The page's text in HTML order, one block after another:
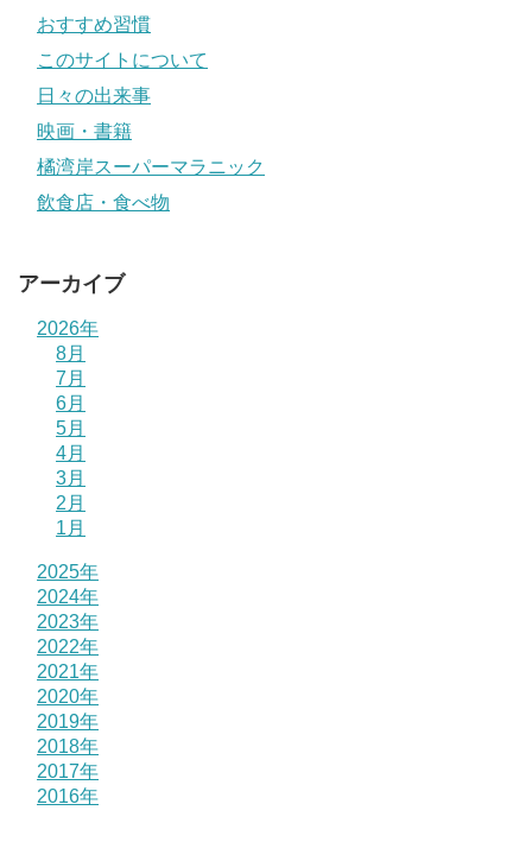
おすすめ習慣
このサイトについて
日々の出来事
映画・書籍
橘湾岸スーパーマラニック
飲食店・食べ物
アーカイブ
2026年
8月
7月
6月
5月
4月
3月
2月
1月
2025年
2024年
2023年
2022年
2021年
2020年
2019年
2018年
2017年
2016年